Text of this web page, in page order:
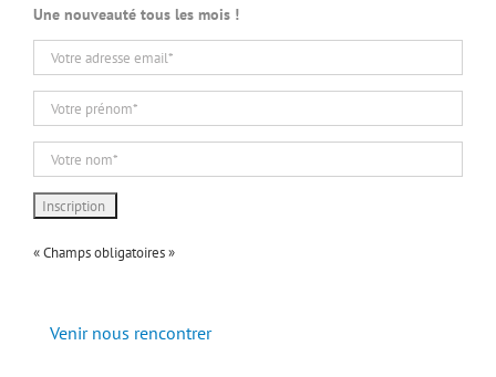
Une nouveauté tous les mois !
« Champs obligatoires »
Venir nous rencontrer